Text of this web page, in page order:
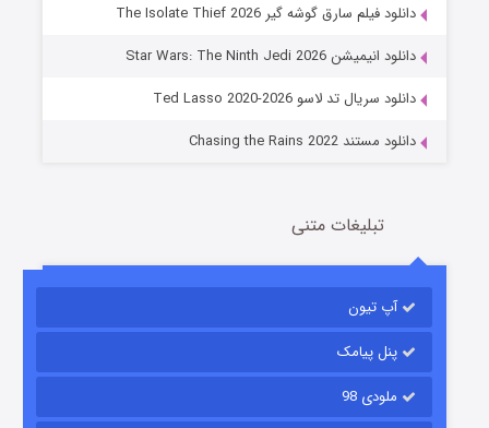
جادوگری در مغولستان
قسمت 14 (زیرنویس) منتشر شد
دانلود فیلم سارق گوشه گیر The Isolate Thief 2026
دانلود انیمیشن Star Wars: The Ninth Jedi 2026
دانلود سریال تد لاسو Ted Lasso 2020-2026
دانلود مستند Chasing the Rains 2022
تبلیغات متنی
آپ تیون
پنل پیامک
ملودی 98